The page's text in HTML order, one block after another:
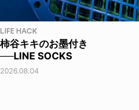
LIFE HACK
柿谷キキのお墨付き
──LINE SOCKS
2026.08.04